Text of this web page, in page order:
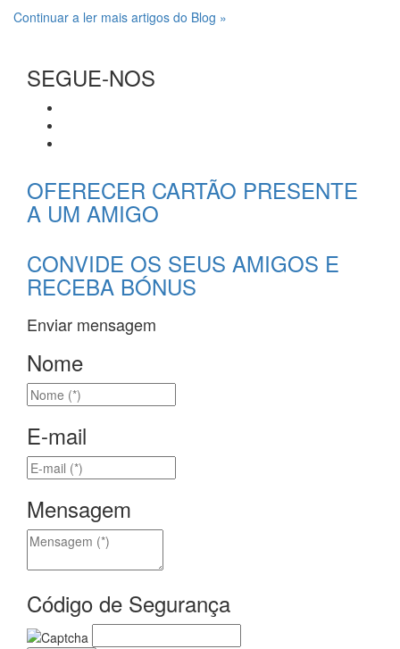
Continuar a ler mais artigos do Blog »
SEGUE-NOS
OFERECER CARTÃO PRESENTE
A UM AMIGO
CONVIDE OS SEUS AMIGOS E
RECEBA BÓNUS
Enviar mensagem
Nome
E-mail
Mensagem
Código de Segurança